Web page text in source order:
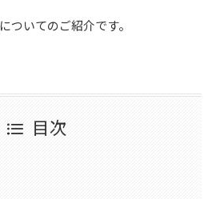
についてのご紹介です。
目次